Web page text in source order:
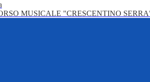
MUSICALE "CRESCENTINO